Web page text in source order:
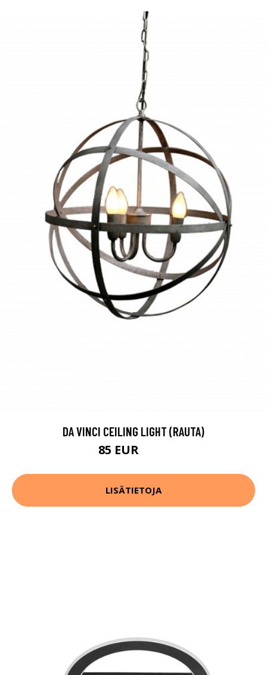
DA VINCI CEILING LIGHT (RAUTA)
85 EUR
LISÄTIETOJA